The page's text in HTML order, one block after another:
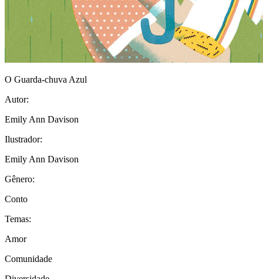
O Guarda-chuva Azul
Autor:
Emily Ann Davison
Ilustrador:
Emily Ann Davison
Gênero:
Conto
Temas:
Amor
Comunidade